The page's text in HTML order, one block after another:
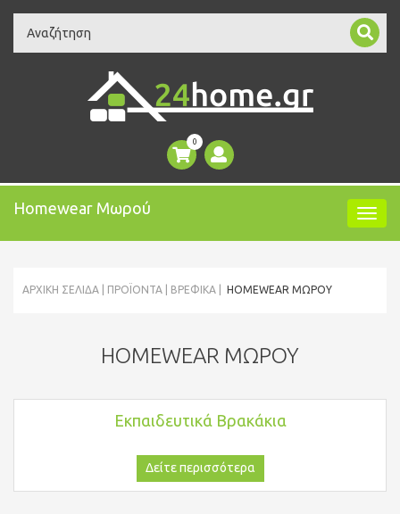
Search
0
Homewear Μωρού
ΑΡΧΙΚΉ ΣΕΛΊΔΑ ΠΡΟΪΌΝΤΑ ΒΡΕΦΙΚΑ HOMEWEAR ΜΩΡΟΎ
HOMEWEAR ΜΩΡΟΎ
Εκπαιδευτικά Βρακάκια
Δείτε περισσότερα